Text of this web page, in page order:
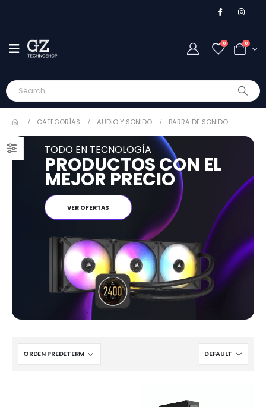
0 0
CATEGORÍAS AUDIO Y SONIDO BARRA DE SONIDO
TODO EN TECNOLOGÍA
PRODUCTOS CON EL
MEJOR PRECIO
VER OFERTAS